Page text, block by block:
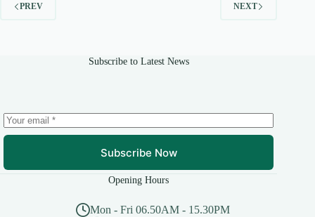
PREV NEXT
Subscribe to Latest News
Subscribe Now
Opening Hours
Mon - Fri 06.50AM - 15.30PM